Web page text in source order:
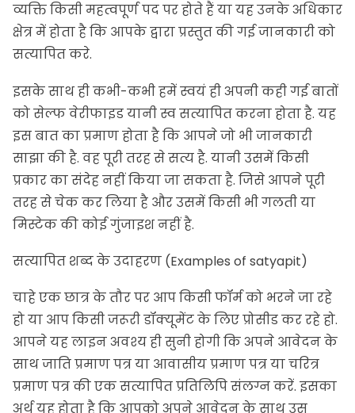
व्यक्ति किसी महत्वपूर्ण पद पर होते हैं या यह उनके अधिकार
क्षेत्र में होता है कि आपके द्वारा प्रस्तुत की गईजानकारीको
सत्यापित करे.
इसके साथ ही कभी-कभी हमें स्वयं ही अपनी कही गई बातों
को सेल्फ वेरीफाइड यानी स्व सत्यापित करना होता है. यह
इस बात का प्रमाण होता है कि आपने जो भी जानकारी
साझा की है. वह पूरी तरह से सत्य है. यानी उसमें किसी
प्रकार का संदेह नहीं किया जा सकता है. जिसे आपने पूरी
तरह से चेक कर लिया है और उसमें किसी भी गलती या
मिस्टेक की कोई गुंजाइश नहीं है.
सत्यापित शब्द के उदाहरण (Examples of satyapit)
चाहे एक छात्र के तौर पर आप किसी फॉर्म को भरने जा रहे
हो या आप किसी जरूरी डॉक्यूमेंट के लिए प्रोसीड कर रहे हो.
आपने यह लाइन अवश्य ही सुनी होगी कि अपने आवेदन के
साथ जाति प्रमाण पत्र या आवासीय प्रमाण पत्र या चरित्र
प्रमाण पत्र की एक सत्यापित प्रतिलिपि संलग्न करें. इसका
अर्थ यह होता है कि आपको अपने आवेदन के साथ उस